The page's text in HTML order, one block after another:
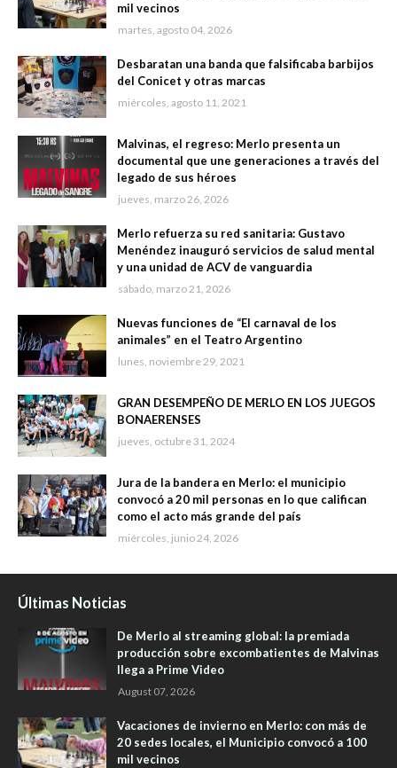
mil vecinos
martes, agosto 04, 2026
Desbaratan una banda que falsificaba barbijos
del Conicet y otras marcas
miércoles, agosto 11, 2021
Malvinas, el regreso: Merlo presenta un
documental que une generaciones a través del
legado de sus héroes
jueves, marzo 26, 2026
Merlo refuerza su red sanitaria: Gustavo
Menéndez inauguró servicios de salud mental
y una unidad de ACV de vanguardia
sábado, marzo 21, 2026
Nuevas funciones de “El carnaval de los
animales” en el Teatro Argentino
lunes, noviembre 29, 2021
GRAN DESEMPEÑO DE MERLO EN LOS JUEGOS
BONAERENSES
jueves, octubre 31, 2024
Jura de la bandera en Merlo: el municipio
convocó a 20 mil personas en lo que califican
como el acto más grande del país
miércoles, junio 24, 2026
Últimas Noticias
De Merlo al streaming global: la premiada
producción sobre excombatientes de Malvinas
llega a Prime Video
August 07, 2026
Vacaciones de invierno en Merlo: con más de
20 sedes locales, el Municipio convocó a 100
mil vecinos